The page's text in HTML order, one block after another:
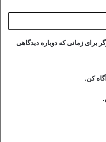
برای زمانی که دوباره دیدگاهی
کن.